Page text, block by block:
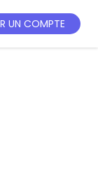
UN COMPTE